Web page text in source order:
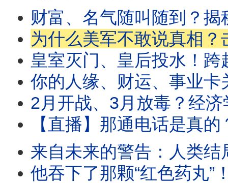
财富、名气随叫随到？揭秘吸引力法则
为什么美军不敢说真相？击中却弹开！揭
皇室灭门、皇后投水！跨越百年
你的人缘、财运、事业
2月开战、3月放毒？经济学人2026
【直播】那通电话是真的？公开影片里“
来自未来的警告：人类结局早就写好？
他吞下了那颗“红色药丸”！揭开全球